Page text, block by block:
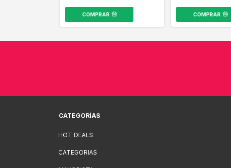
COMPRAR COMPRAR
CATEGORÍAS
HOT DEALS
CATEGORIAS